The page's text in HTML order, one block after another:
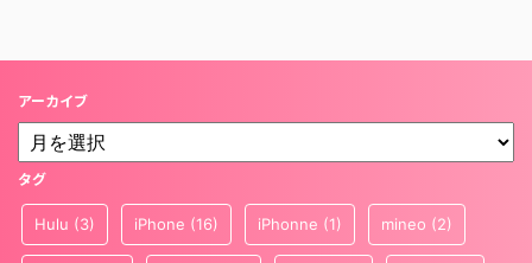
アーカイブ
タグ
Hulu (3) iPhone (16) iPhonne (1) mineo (2)